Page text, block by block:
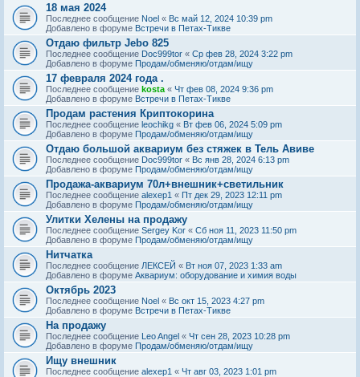
18 мая 2024
Последнее сообщение Noel « Вс май 12, 2024 10:39 pm
Добавлено в форуме Встречи в Петах-Тикве
Отдаю фильтр Jebo 825
Последнее сообщение Doc999tor « Ср фев 28, 2024 3:22 pm
Добавлено в форуме Продам/обменяю/отдам/ищу
17 февраля 2024 года .
Последнее сообщение kosta « Чт фев 08, 2024 9:36 pm
Добавлено в форуме Встречи в Петах-Тикве
Продам растения Криптокорина
Последнее сообщение leochikg « Вт фев 06, 2024 5:09 pm
Добавлено в форуме Продам/обменяю/отдам/ищу
Отдаю большой аквариум без стяжек в Тель Авиве
Последнее сообщение Doc999tor « Вс янв 28, 2024 6:13 pm
Добавлено в форуме Продам/обменяю/отдам/ищу
Продажа-аквариум 70л+внешник+светильник
Последнее сообщение alexep1 « Пт дек 29, 2023 12:11 pm
Добавлено в форуме Продам/обменяю/отдам/ищу
Улитки Хелены на продажу
Последнее сообщение Sergey Kor « Сб ноя 11, 2023 11:50 pm
Добавлено в форуме Продам/обменяю/отдам/ищу
Нитчатка
Последнее сообщение ЛЕКСЕЙ « Вт ноя 07, 2023 1:33 am
Добавлено в форуме Аквариум: оборудование и химия воды
Октябрь 2023
Последнее сообщение Noel « Вс окт 15, 2023 4:27 pm
Добавлено в форуме Встречи в Петах-Тикве
На продажу
Последнее сообщение Leo Angel « Чт сен 28, 2023 10:28 pm
Добавлено в форуме Продам/обменяю/отдам/ищу
Ищу внешник
Последнее сообщение alexep1 « Чт авг 03, 2023 1:01 pm